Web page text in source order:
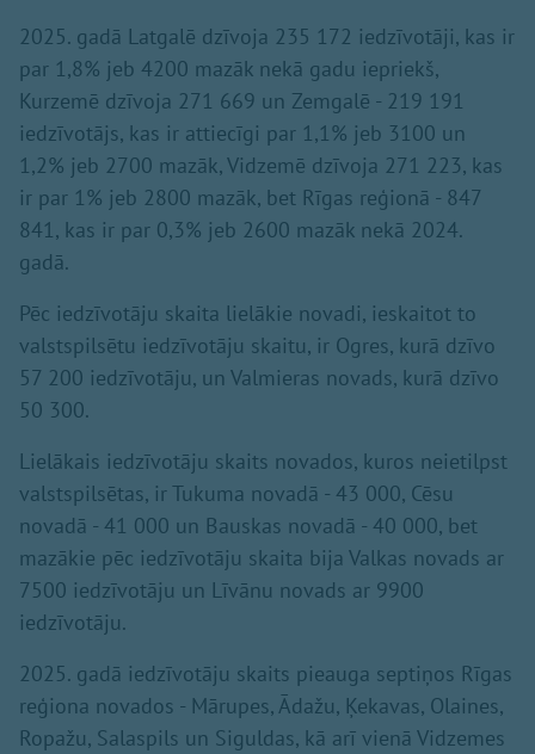
2025. gadā Latgalē dzīvoja 235 172 iedzīvotāji, kas ir
par 1,8% jeb 4200 mazāk nekā gadu iepriekš,
Kurzemē dzīvoja 271 669 un Zemgalē - 219 191
iedzīvotājs, kas ir attiecīgi par 1,1% jeb 3100 un
1,2% jeb 2700 mazāk, Vidzemē dzīvoja 271 223, kas
ir par 1% jeb 2800 mazāk, bet Rīgas reģionā - 847
841, kas ir par 0,3% jeb 2600 mazāk nekā 2024.
gadā.
Pēc iedzīvotāju skaita lielākie novadi, ieskaitot to
valstspilsētu iedzīvotāju skaitu, ir Ogres, kurā dzīvo
57 200 iedzīvotāju, un Valmieras novads, kurā dzīvo
50 300.
Lielākais iedzīvotāju skaits novados, kuros neietilpst
valstspilsētas, ir Tukuma novadā - 43 000, Cēsu
novadā - 41 000 un Bauskas novadā - 40 000, bet
mazākie pēc iedzīvotāju skaita bija Valkas novads ar
7500 iedzīvotāju un Līvānu novads ar 9900
iedzīvotāju.
2025. gadā iedzīvotāju skaits pieauga septiņos Rīgas
reģiona novados - Mārupes, Ādažu, Ķekavas, Olaines,
Ropažu, Salaspils un Siguldas, kā arī vienā Vidzemes